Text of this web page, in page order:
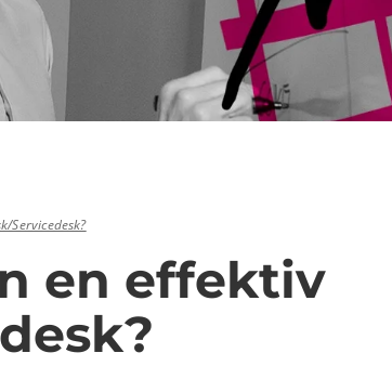
Servicedesk?
en effektiv